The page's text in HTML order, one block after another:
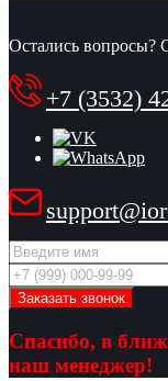
Остались вопросы?
+7 (3532)
Спасибо, в
наш менеджер!